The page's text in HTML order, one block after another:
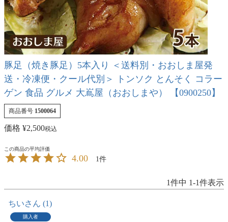
豚足（焼き豚足）5本入り ＜送料別・おおしま屋発
送・冷凍便・クール代別＞ トンソク とんそく コラー
ゲン 食品 グルメ 大嶌屋（おおしまや） 【0900250】
商品番号 1500064
価格 ¥2,500税込
4.00 1
1件中 1-1件表示
ちい 1
購入者